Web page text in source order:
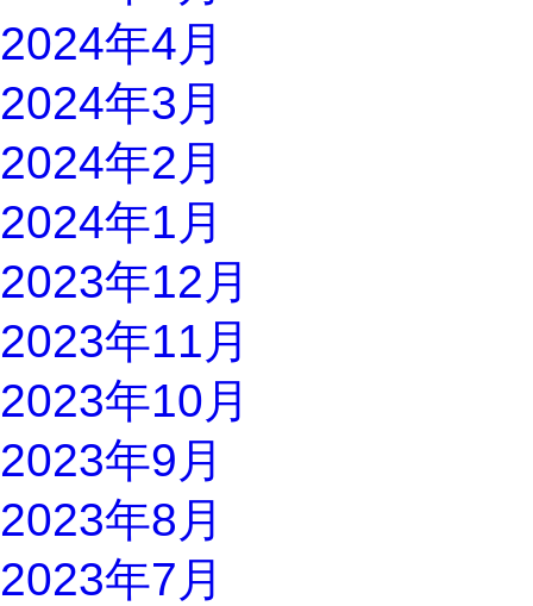
2024年4月
2024年3月
2024年2月
2024年1月
2023年12月
2023年11月
2023年10月
2023年9月
2023年8月
2023年7月